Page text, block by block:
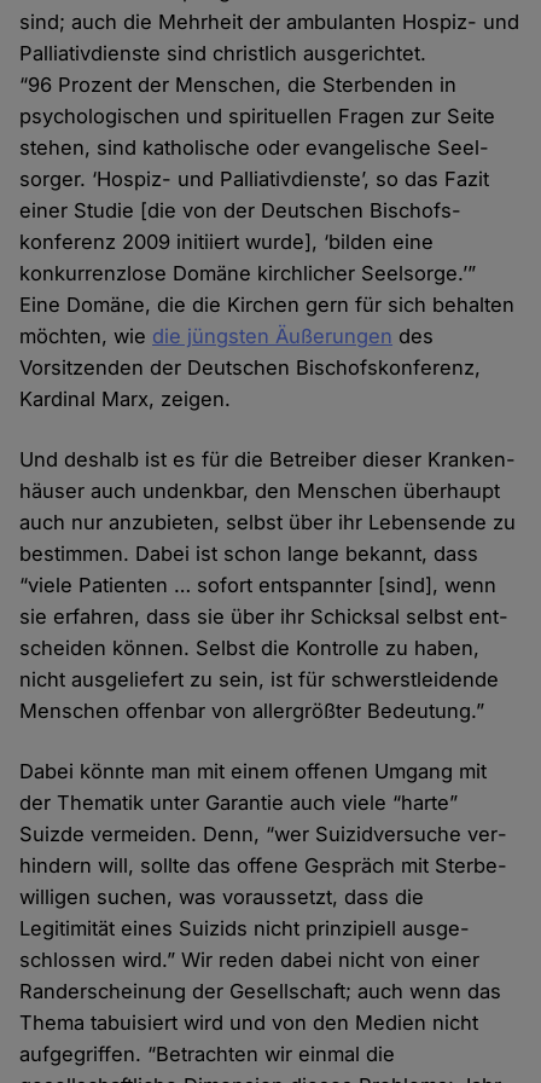
sind; auch die Mehr­heit der ambulanten Hospiz- und
Palliativ­dienste sind christlich ausge­richtet.
“96 Prozent der Menschen, die Sterbenden in
psychologischen und spirituellen Fragen zur Seite
stehen, sind katholische oder evangelische Seel­
sorger. ‘Hospiz- und Palliativ­dienste’, so das Fazit
einer Studie [die von der Deutschen Bischofs­
konferenz 2009 initiiert wurde], ‘bilden eine
konkurrenz­lose Domäne kirchlicher Seel­sorge.’”
Eine Domäne, die die Kirchen gern für sich behalten
möchten, wie die jüngsten Äußerungen des
Vorsitzenden der Deutschen Bischofskonferenz,
Kardinal Marx, zeigen.
Und deshalb ist es für die Betreiber dieser Kranken­
häuser auch undenk­bar, den Menschen über­haupt
auch nur anzu­bieten, selbst über ihr Lebens­ende zu
bestimmen. Dabei ist schon lange bekannt, dass
“viele Patienten … sofort ent­spannter [sind], wenn
sie erfahren, dass sie über ihr Schicksal selbst ent­
scheiden können. Selbst die Kontrolle zu haben,
nicht ausge­liefert zu sein, ist für schwerst­leidende
Menschen offen­bar von aller­größter Bedeutung.”
Dabei könnte man mit einem offenen Umgang mit
der Thematik unter Garantie auch viele “harte”
Suizde ver­meiden. Denn, “wer Suizid­versuche ver­
hindern will, sollte das offene Gespräch mit Sterbe­
willigen suchen, was voraus­setzt, dass die
Legitimität eines Suizids nicht prinzipiell ausge­
schlossen wird.” Wir reden dabei nicht von einer
Rand­erscheinung der Gesell­schaft; auch wenn das
Thema tabuisiert wird und von den Medien nicht
aufge­griffen. “Betrachten wir einmal die